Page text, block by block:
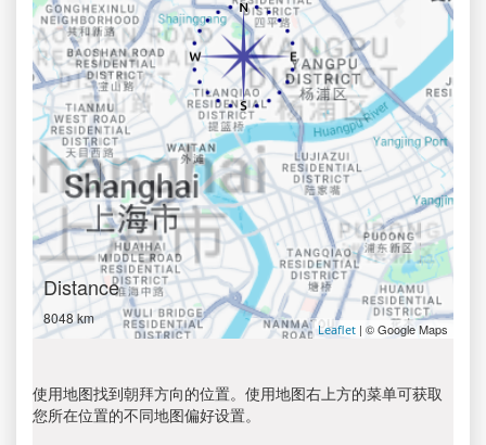
Distance
8048 km
Leaflet | © Google Maps
使用地图找到朝拜方向的位置。使用地图右上方的菜单可获取
您所在位置的不同地图偏好设置。